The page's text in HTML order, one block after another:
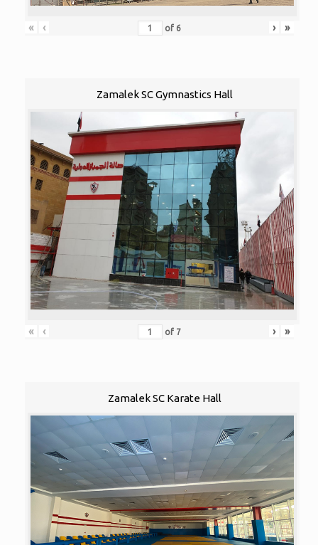
« ‹ of 6 › »
Zamalek SC Gymnastics Hall
« ‹ of 7 › »
Zamalek SC Karate Hall